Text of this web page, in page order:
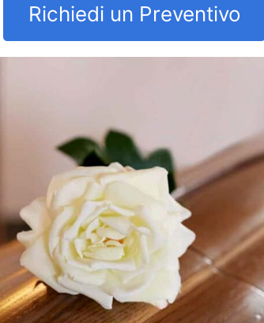
Richiedi un Preventivo